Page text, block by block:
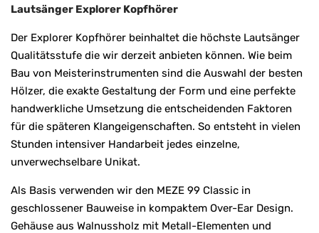
Lautsänger Explorer Kopfhörer
Der Explorer Kopfhörer beinhaltet die höchste Lautsänger
Qualitätsstufe die wir derzeit anbieten können. Wie beim
Bau von Meisterinstrumenten sind die Auswahl der besten
Hölzer, die exakte Gestaltung der Form und eine perfekte
handwerkliche Umsetzung die entscheidenden Faktoren
für die späteren Klangeigenschaften. So entsteht in vielen
Stunden intensiver Handarbeit jedes einzelne,
unverwechselbare Unikat.
Als Basis verwenden wir den MEZE 99 Classic in
geschlossener Bauweise in kompaktem Over-Ear Design.
Gehäuse aus Walnussholz mit Metall-Elementen und